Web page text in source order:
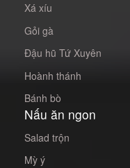
Xá xíu
Gỏi gà
Đậu hũ Tứ Xuyên
Hoành thánh
Bánh bò
Nấu ăn ngon
Salad trộn
Mỳ ý